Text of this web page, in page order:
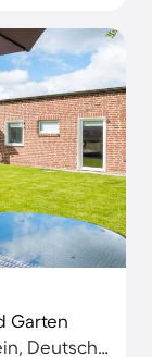
Garten
Timmendorfer Strand, Ostholstein, Deutschland